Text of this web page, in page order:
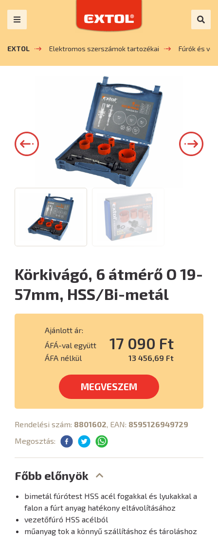
EXTOL Elektromos szerszámok tartozékai Fúrók és
Körkivágó, 6 átmérő O 19-
57mm, HSS/Bi-metál
Ajánlott ár:
ÁFÁ-val együtt
17 090 Ft
ÁFA nélkül 13 456,69 Ft
MEGVESZEM
Rendelési szám: 8801602, EAN: 8595126949729
Megosztás:
Főbb előnyök
bimetál fúrótest HSS acél fogakkal és lyukakkal a
falon a fúrt anyag hatékony eltávolításához
vezetőfúró HSS acélból
műanyag tok a könnyű szállításhoz és tároláshoz